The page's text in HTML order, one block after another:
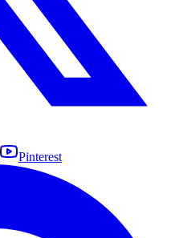
Pinterest